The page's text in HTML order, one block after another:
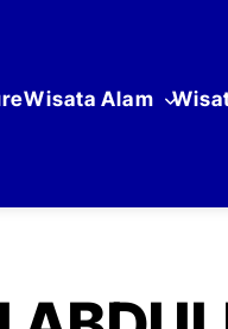
Wisata Alam